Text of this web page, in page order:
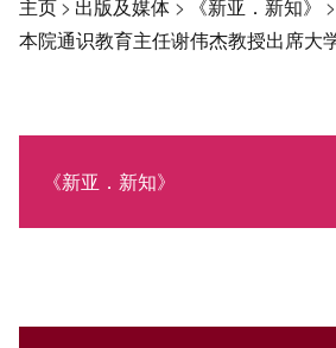
主页> 出版及媒体 > 《新亚．新知》 >
本院通识教育主任谢伟杰教授出席大
《新亚．新知》